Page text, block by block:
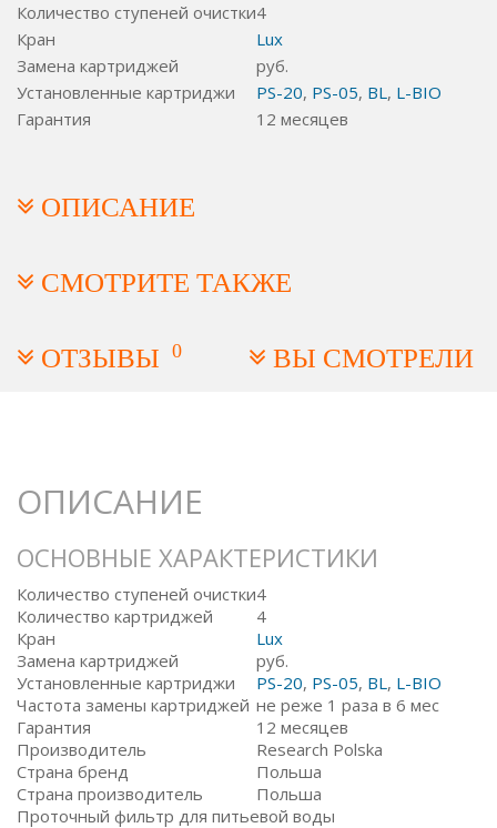
Количество ступеней очистки4
Кран
Lux
Замена картриджей
руб.
Установленные картриджи
PS-20, PS-05, BL, L-BIO
Гарантия
12 месяцев
ОПИСАНИЕ
СМОТРИТЕ ТАКЖЕ
ОТЗЫВЫ 0 ВЫ СМОТРЕЛИ
ОПИСАНИЕ
ОСНОВНЫЕ ХАРАКТЕРИСТИКИ
Количество ступеней очистки4
Количество картриджей
4
Кран
Lux
Замена картриджей
руб.
Установленные картриджи
PS-20, PS-05, BL, L-BIO
Частота замены картриджей не реже 1 раза в 6 мес
Гарантия
12 месяцев
Производитель
Research Polska
Страна бренд
Польша
Страна производитель
Польша
Проточный фильтр для питьевой воды